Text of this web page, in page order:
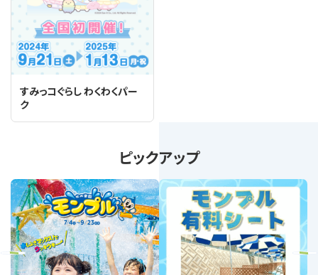
すみっコぐらし わくわくパー
ク
ピックアップ
Next